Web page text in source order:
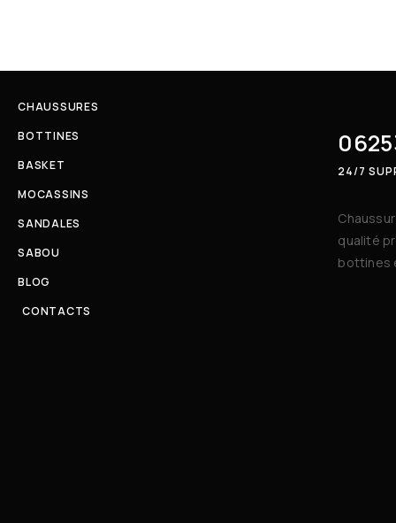
CHAUSSURES
BOTTINES
BASKET
MOCASSINS
SANDALES
SABOU
BLOG
CONTACTS
24/7
qualité
bottines